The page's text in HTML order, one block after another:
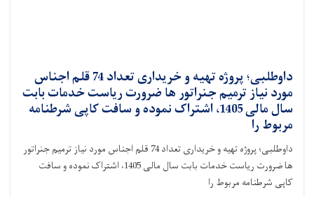
داوطلبی؛ پروژه تهیه و خریداری تعداد 74 قلم اجناس
مورد نیاز ترمیم جنراتور ها ضرورت ریاست خدمات بابت
سال مالی 1405، اشتراک نموده و سافت کاپی شرطنامه
مربوط را
داوطلبی؛ پروژه تهیه و خریداری تعداد 74 قلم اجناس مورد نیاز ترمیم جنراتور
ها ضرورت ریاست خدمات بابت سال مالی 1405، اشتراک نموده و سافت
کاپی شرطنامه مربوط را